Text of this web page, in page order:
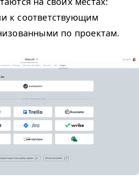
к соответствующим
по проектам.